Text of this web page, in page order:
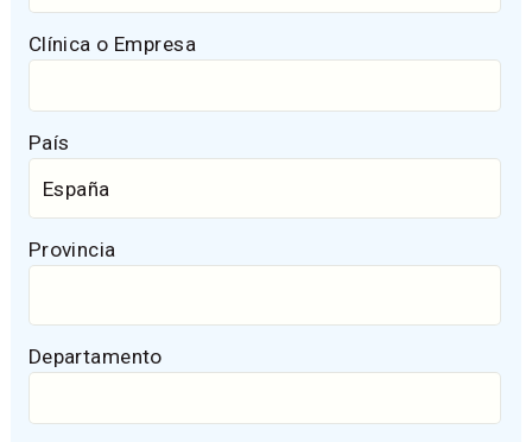
Clínica o Empresa
País
Provincia
Departamento